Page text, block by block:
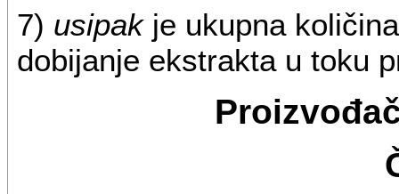
7) usipakje ukupna
dobijanje ekstrakta u toku